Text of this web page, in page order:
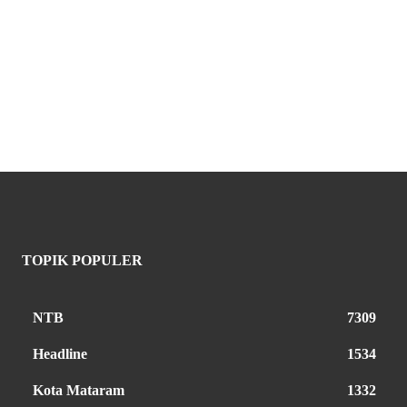
TOPIK POPULER
NTB 7309
Headline 1534
Kota Mataram 1332